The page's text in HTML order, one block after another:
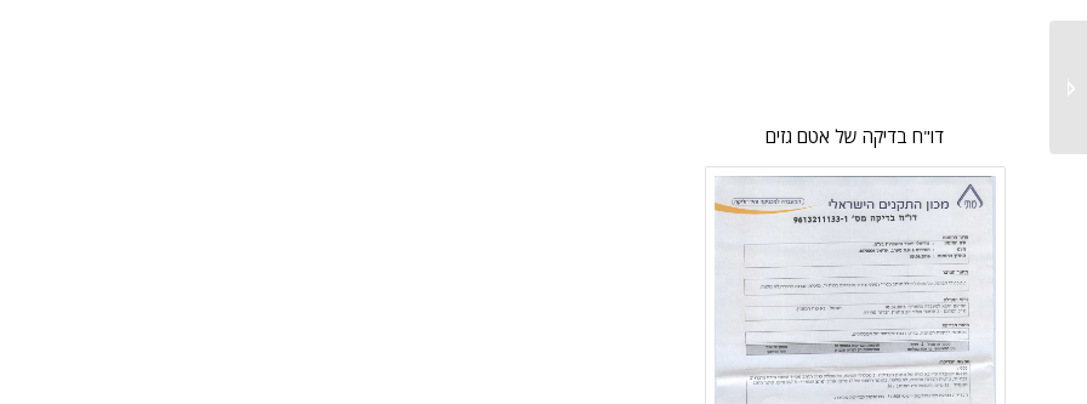
דו"ח בדיקה של אטם גזים